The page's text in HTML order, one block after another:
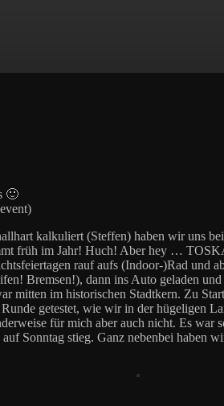
🙂
kalkuliert (Steffen) haben wir uns
früh im Jahr! Huch! Aber hey …
rauf aufs (Indoor-)Rad
Bremsen!), dann ins Auto geladen
mitten im historischen Stadtkern. Zu
getestet, wie wir in der hügeligen
für mich aber auch nicht. Es
Sonntag stieg. Ganz nebenbei haben